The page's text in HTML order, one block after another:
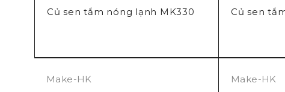
Củ sen tắm nóng lạnh MK330
Củ sen
Make-HK
Make-HK